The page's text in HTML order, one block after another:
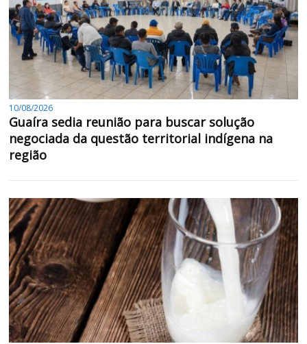
10/08/2026
Guaíra sedia reunião para buscar solução
negociada da questão territorial indígena na
região